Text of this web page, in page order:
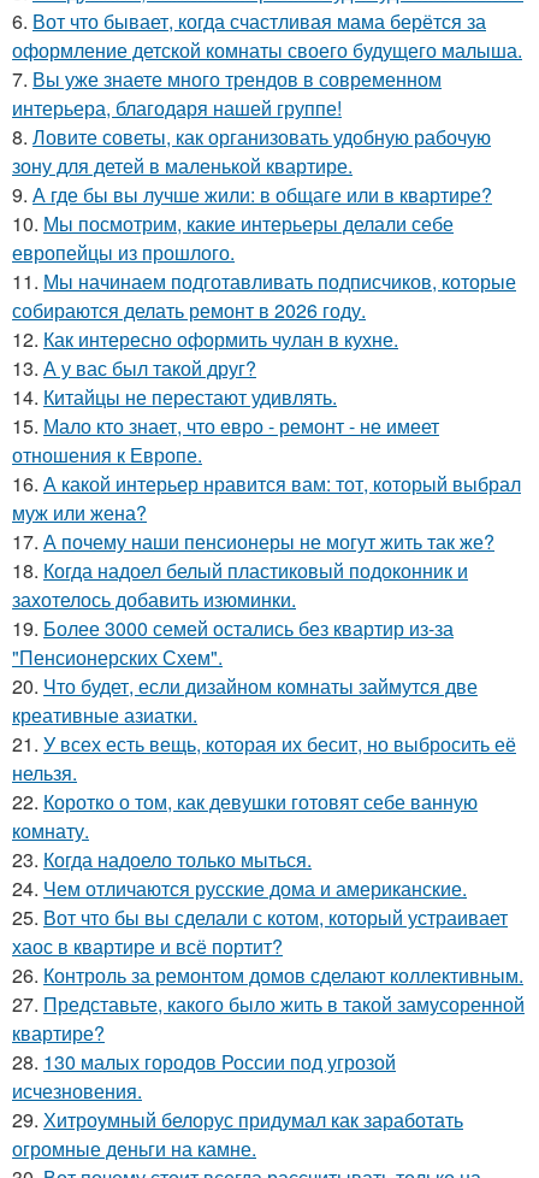
6. Вот что бывает, когда счастливая мама берётся за
оформление детской комнаты своего будущего малыша.
7. Вы уже знаете много трендов в современном
интерьера, благодаря нашей группе!
8. Ловите советы, как организовать удобную рабочую
зону для детей в маленькой квартире.
9. А где бы вы лучше жили: в общаге или в квартире?
10. Мы посмотрим, какие интерьеры делали себе
европейцы из прошлого.
11. Мы начинаем подготавливать подписчиков, которые
собираются делать ремонт в 2026 году.
12. Как интересно оформить чулан в кухне.
13. А у вас был такой друг?
14. Китайцы не перестают удивлять.
15. Мало кто знает, что евро - ремонт - не имеет
отношения к Европе.
16. А какой интерьер нравится вам: тот, который выбрал
муж или жена?
17. А почему наши пенсионеры не могут жить так же?
18. Когда надоел белый пластиковый подоконник и
захотелось добавить изюминки.
19. Более 3000 семей остались без квартир из-за
"Пенсионерских Схем".
20. Что будет, если дизайном комнаты займутся две
креативные азиатки.
21. У всех есть вещь, которая их бесит, но выбросить её
нельзя.
22. Коротко о том, как девушки готовят себе ванную
комнату.
23. Когда надоело только мыться.
24. Чем отличаются русские дома и американские.
25. Вот что бы вы сделали с котом, который устраивает
хаос в квартире и всё портит?
26. Контроль за ремонтом домов сделают коллективным.
27. Представьте, какого было жить в такой замусоренной
квартире?
28. 130 малых городов России под угрозой
исчезновения.
29. Хитроумный белорус придумал как заработать
огромные деньги на камне.